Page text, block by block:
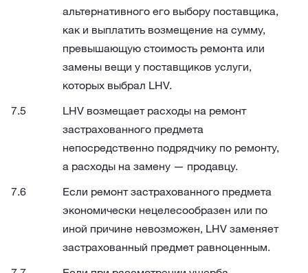
альтернативного его выбору поставщика,
как и выплатить возмещение на сумму,
превышающую стоимость ремонта или
замены вещи у поставщиков услуги,
которых выбрал LHV.
LHV возмещает расходы на ремонт
застрахованного предмета
непосредственно подрядчику по ремонту,
а расходы на замену — продавцу.
Если ремонт застрахованного предмета
экономически нецелесообразен или по
иной причине невозможен, LHV заменяет
застрахованный предмет равноценным.